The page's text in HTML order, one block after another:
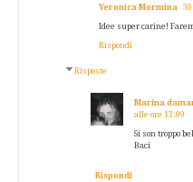
Veronica Mormina
Idee super carine!
Rispondi
Risposte
Marina
alle ore 13:09
Si son troppo
Baci
Rispondi